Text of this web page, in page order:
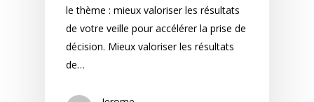
le thème : mieux valoriser les résultats
de votre veille pour accélérer la prise de
décision. Mieux valoriser les résultats
de…